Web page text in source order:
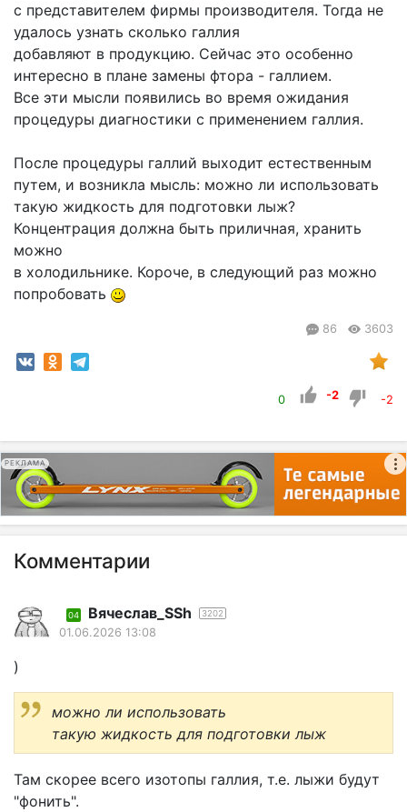
с представителем фирмы производителя. Тогда не
удалось узнать сколько галлия
добавляют в продукцию. Сейчас это особенно
интересно в плане замены фтора - галлием.
Все эти мысли появились во время ожидания
процедуры диагностики с применением галлия.
После процедуры галлий выходит естественным
путем, и возникла мысль: можно ли использовать
такую жидкость для подготовки лыж?
Концентрация должна быть приличная, хранить
можно
в холодильнике. Короче, в следующий раз можно
попробовать
86 3603
0 -2 -2
РЕКЛАМА
Комментарии
04 Вячеслав_SSh 3202
01.06.2026 13:08
)
можно ли использовать
такую жидкость для подготовки лыж
Там скорее всего изотопы галлия, т.е. лыжи будут
"фонить".